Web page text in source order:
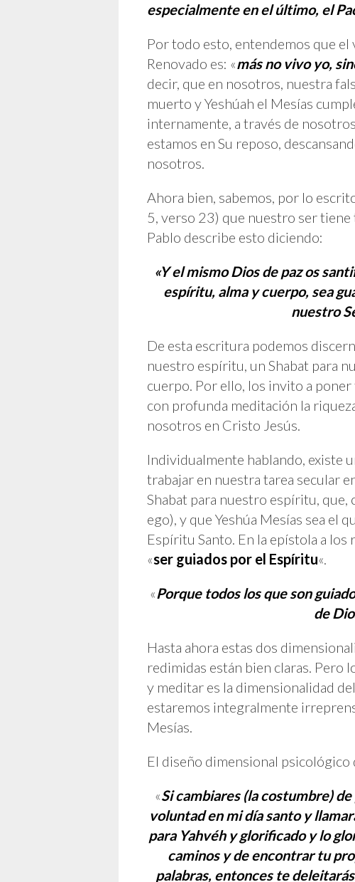
especialmente en el último, el
Por todo esto, entendemos que
Renovado es: «más no vivo yo,
decir, que en nosotros, nuestra
muerto y Yeshúah el Mesías
internamente, a través de
estamos en Su reposo,
nosotros.
Ahora bien, sabemos, por lo
5, verso 23) que nuestro ser tiene
Pablo describe esto diciendo:
«Y el mismo Dios de paz os
espíritu, alma y cuerpo, sea
nuestro
De esta escritura podemos
nuestro espíritu, un Shabat para
cuerpo. Por ello, los invito a
con profunda meditación la
nosotros en Cristo Jesús.
Individualmente hablando, existe
trabajar en nuestra tarea secular
Shabat para nuestro espíritu,
ego), y que Yeshúa Mesías sea el
Espíritu Santo. En la epístola a los
«ser guiados por el Espíritu«.
«Porque todos los que son
de
Hasta ahora estas dos
redimidas están bien claras. Pero
y meditar es la dimensionalidad
estaremos integralmente
Mesías.
El diseño dimensional
«Si cambiares (la costumbre)
voluntad en mi día santo y
para Yahvéh y glorificado y lo
caminos y de encontrar tu
palabras, entonces te